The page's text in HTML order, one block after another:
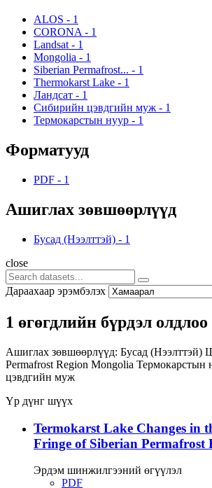
ALOS - 1
CORONA - 1
Landsat - 1
Mongolia - 1
Siberian Permafrost... - 1
Thermokarst Lake - 1
Ландсат - 1
Сибирийн цэвдгийн муж - 1
Термокарстын нуур - 1
Форматууд
PDF - 1
Ашиглах зөвшөөрлүүд
Бусад (Нээлттэй) - 1
close
Дараахаар эрэмбэлэх
1 өгөгдлийн бүрдэл олдлоо
Ашиглах зөвшөөрлүүд: Бусад (Нээлттэй)
Permafrost Region Mongolia Термокарстын
цэвдгийн муж
Үр дүнг шүүх
Termokarst Lake Changes in
Fringe of Siberian Permafrost
Эрдэм шинжилгээний өгүүлэл
PDF